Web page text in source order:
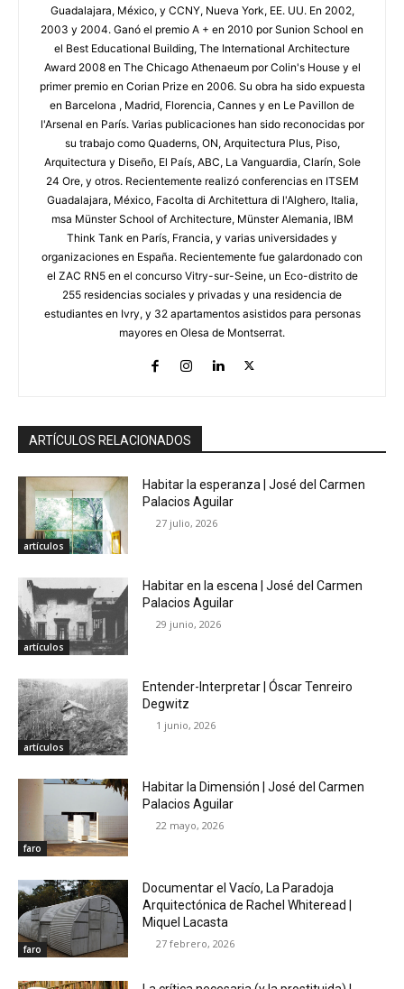
Guadalajara, México, y CCNY, Nueva York, EE. UU. En 2002,
2003 y 2004. Ganó el premio A + en 2010 por Sunion School en
el Best Educational Building, The International Architecture
Award 2008 en The Chicago Athenaeum por Colin's House y el
primer premio en Corian Prize en 2006. Su obra ha sido expuesta
en Barcelona , Madrid, Florencia, Cannes y en Le Pavillon de
l'Arsenal en París. Varias publicaciones han sido reconocidas por
su trabajo como Quaderns, ON, Arquitectura Plus, Piso,
Arquitectura y Diseño, El País, ABC, La Vanguardia, Clarín, Sole
24 Ore, y otros. Recientemente realizó conferencias en ITSEM
Guadalajara, México, Facolta di Architettura di l'Alghero, Italia,
msa Münster School of Architecture, Münster Alemania, IBM
Think Tank en París, Francia, y varias universidades y
organizaciones en España. Recientemente fue galardonado con
el ZAC RN5 en el concurso Vitry-sur-Seine, un Eco-distrito de
255 residencias sociales y privadas y una residencia de
estudiantes en Ivry, y 32 apartamentos asistidos para personas
mayores en Olesa de Montserrat.
ARTÍCULOS RELACIONADOS
artículos
Habitar la esperanza | José del Carmen
Palacios Aguilar
27 julio, 2026
artículos
Habitar en la escena | José del Carmen
Palacios Aguilar
29 junio, 2026
artículos
Entender-Interpretar | Óscar Tenreiro
Degwitz
1 junio, 2026
faro
Habitar la Dimensión | José del Carmen
Palacios Aguilar
22 mayo, 2026
faro
Documentar el Vacío, La Paradoja
Arquitectónica de Rachel Whiteread |
Miquel Lacasta
27 febrero, 2026